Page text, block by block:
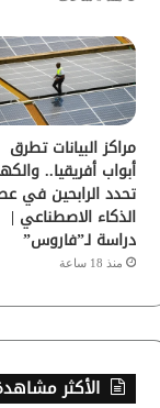
مراكز البيانات تطرق
أبواب أفريقيا..
تحدد الرابحين في
الذكاء الاصطناعي |
دراسة لـ”فاروس”
منذ 18 ساعة
الأكثر